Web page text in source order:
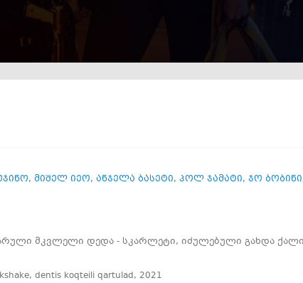
, მიშელ იეო, ანჯელა ბასეტი, პოლ ჯამატი, ჯო ბობინი
მკვლელი დედა - სკარლეტი, იძულებული გახდა
, dentis koqteili qartulad, 2021